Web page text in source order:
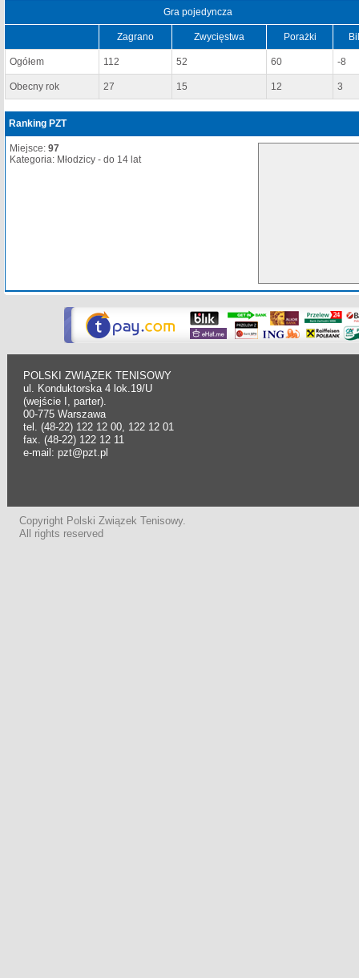
Gra pojedyncza
Zagrano Zwycięstwa Porażki
Ogółem 112 52 60 -8
Obecny rok 27 15 12 3
Ranking PZT
Miejsce: 97
Kategoria: Młodzicy - do 14 lat
POLSKI ZWIĄZEK TENISOWY
ul. Konduktorska 4 lok.19/U
(wejście I, parter).
00-775 Warszawa
tel. (48-22) 122 12 00, 122 12 01
fax. (48-22) 122 12 11
e-mail: pzt@pzt.pl
Copyright Polski Związek Tenisowy.
All rights reserved